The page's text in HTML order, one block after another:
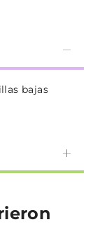
bajas